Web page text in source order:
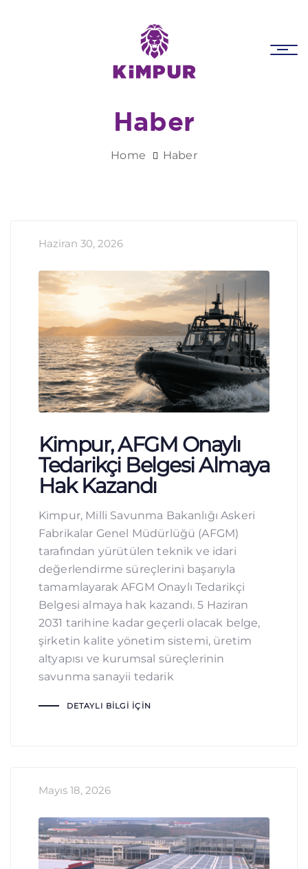
Haber
Home Haber
Haziran 30, 2026
Kimpur, AFGM Onaylı
Tedarikçi Belgesi Almaya
Hak Kazandı
Kimpur, Milli Savunma Bakanlığı Askeri
Fabrikalar Genel Müdürlüğü (AFGM)
tarafından yürütülen teknik ve idari
değerlendirme süreçlerini başarıyla
tamamlayarak AFGM Onaylı Tedarikçi
Belgesi almaya hak kazandı. 5 Haziran
2031 tarihine kadar geçerli olacak belge,
şirketin kalite yönetim sistemi, üretim
altyapısı ve kurumsal süreçlerinin
savunma sanayii tedarik
DETAYLI BILGI İÇIN
Mayıs 18, 2026